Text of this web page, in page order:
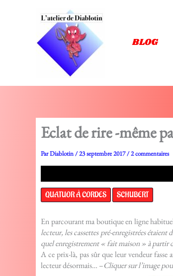
BLOG
Eclat de rire -même
ParDiablotin/23 septembre 2017/2 commentaires
QUATUOR À CORDES SCHUBERT
En parcourant ma boutique en ligne
lecteur, les cassettes pré-enregistrées
quel enregistrement « fait maison » à partir
A ce prix-là, pas sûr que leur vendeur
lecteur désormais… –Cliquer sur l’image